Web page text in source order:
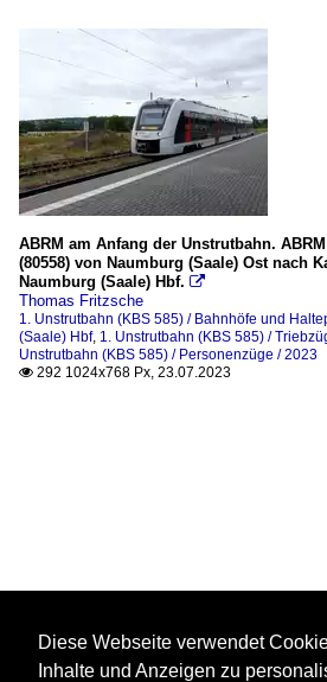
ABRM am Anfang der Unstrutbahn.
(80558) von Naumburg (Saale) Ost nach
Naumburg (Saale) Hbf. 
Thomas Fritzsche
1. Unstrutbahn (KBS 585) / Bahnhöfe und
(Saale) Hbf, 1. Unstrutbahn (KBS 585) /
Unstrutbahn (KBS 585) / Personenzüge / 2023
 292 1024x768 Px, 23.07.2023
Diese Webseite verwendet
Inhalte und Anzeigen zu